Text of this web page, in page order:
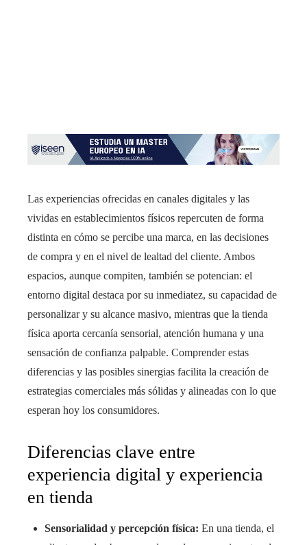
Las experiencias ofrecidas en canales digitales y las
vividas en establecimientos físicos repercuten de forma
distinta en cómo se percibe una marca, en las decisiones
de compra y en el nivel de lealtad del cliente. Ambos
espacios, aunque compiten, también se potencian: el
entorno digital destaca por su inmediatez, su capacidad de
personalizar y su alcance masivo, mientras que la tienda
física aporta cercanía sensorial, atención humana y una
sensación de confianza palpable. Comprender estas
diferencias y las posibles sinergias facilita la creación de
estrategias comerciales más sólidas y alineadas con lo que
esperan hoy los consumidores.
Diferencias clave entre
experiencia digital y experiencia
en tienda
Sensorialidad y percepción física: En una tienda, el